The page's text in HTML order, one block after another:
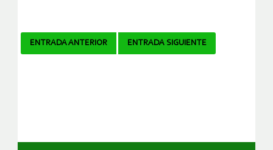
Navegador
ENTRADA ANTERIOR ENTRADA SIGUIENTE